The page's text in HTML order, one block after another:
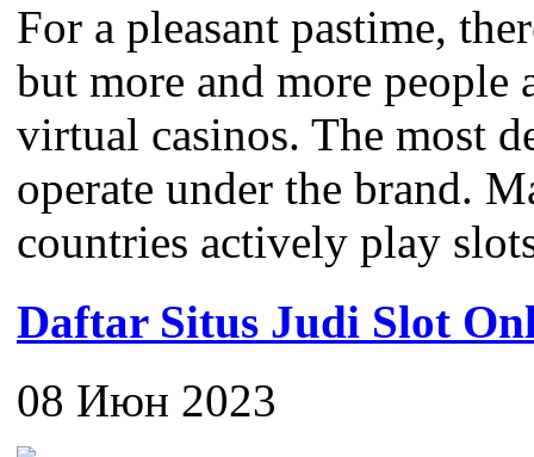
For a pleasant pastime,
but more and more people
virtual casinos. The most
operate under the brand.
countries actively play
Daftar Situs Judi Slot
08 Июн 2023